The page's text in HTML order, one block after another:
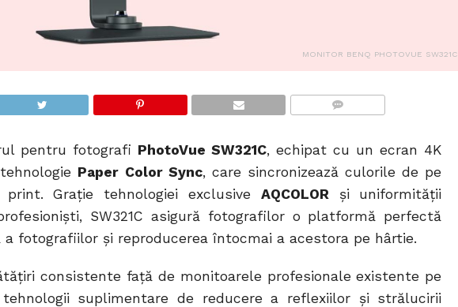
MONITOR BENQ PHOTOVUE SW321C
pentru fotografi PhotoVue SW321C, echipat cu un ecran 4K
Paper Color Sync, care sincronizează culorile de pe
Grație tehnologiei exclusive AQCOLOR și uniformității
SW321C asigură fotografilor o platformă perfectă
fotografiilor și reproducerea întocmai a acestora pe hârtie.
consistente faţă de monitoarele profesionale existente pe
tehnologii suplimentare de reducere a reflexiilor și strălucirii